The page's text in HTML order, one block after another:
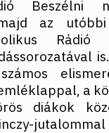
Beszélni
az
Rádió
a
diákok